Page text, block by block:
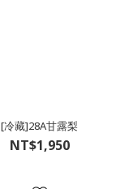
[冷藏]28A甘露梨
NT$1,950